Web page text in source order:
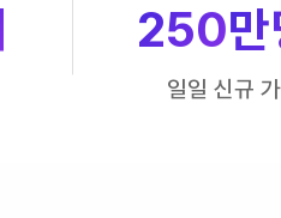
250
일일 신규